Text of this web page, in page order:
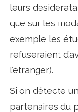
leurs
que sur les
exemple les
refuseraient
l’étranger).
Si on détecte
partenaires du